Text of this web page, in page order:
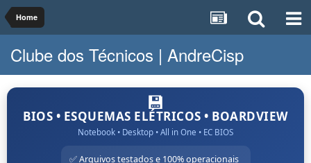
Home
Clube dos Técnicos | AndreCisp
💾
BIOS • ESQUEMAS ELÉTRICOS • BOARDVIEW
Notebook • Desktop • All in One • EC BIOS
✅ Arquivos testados e 100% operacionais